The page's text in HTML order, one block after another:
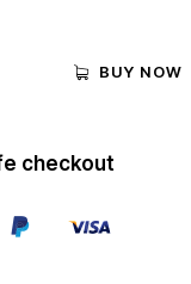
BUY NOW
checkout